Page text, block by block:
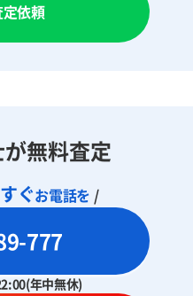
依頼
無料査定
ぐお電話を /
777
年中無休)